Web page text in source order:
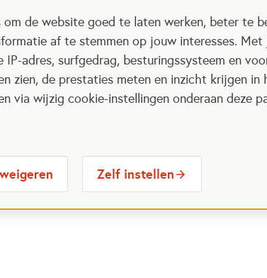
de website goed te laten werken, beter te
af te stemmen op jouw interesses.
adres, surfgedrag, besturingssysteem en
zien, de prestaties meten en inzicht krijgen
via wijzig cookie-instellingen onderaan deze
Zelf instellen